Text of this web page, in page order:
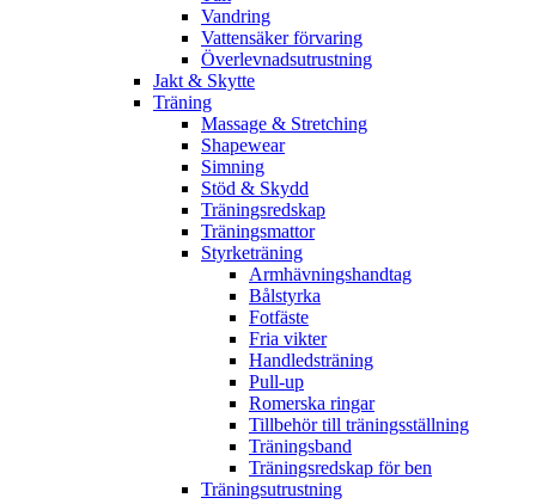
Vandring
Vattensäker förvaring
Överlevnadsutrustning
Jakt & Skytte
Träning
Massage & Stretching
Shapewear
Simning
Stöd & Skydd
Träningsredskap
Träningsmattor
Styrketräning
Armhävningshandtag
Bålstyrka
Fotfäste
Fria vikter
Handledsträning
Pull-up
Romerska ringar
Tillbehör till träningsställning
Träningsband
Träningsredskap för ben
Träningsutrustning